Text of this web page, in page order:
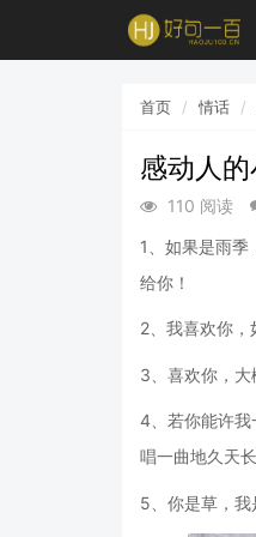
首页 情话
感动人
110 阅读
1、如果是雨
给你！
2、我喜欢你，
3、喜欢你，大
4、若你能许我
唱一曲地久天长
5、你是草，我